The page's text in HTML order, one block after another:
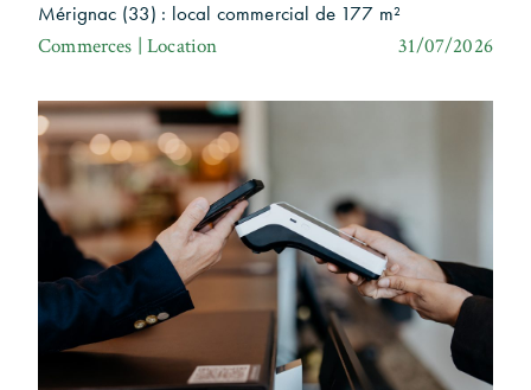
Mérignac (33) : local commercial de 177 m²
Commerces | Location 31/07/2026